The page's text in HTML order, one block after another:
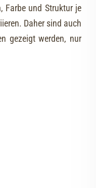
Farbe und Struktur je
Daher sind auch
gezeigt werden, nur